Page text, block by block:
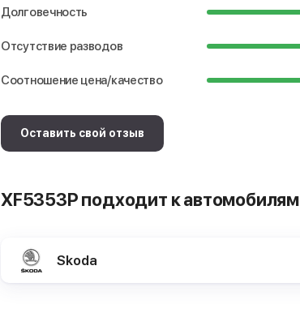
Долговечность
Отсутствие разводов
Соотношение цена/качество
Оставить свой отзыв
XF5353P подходит к автомобилям
Skoda